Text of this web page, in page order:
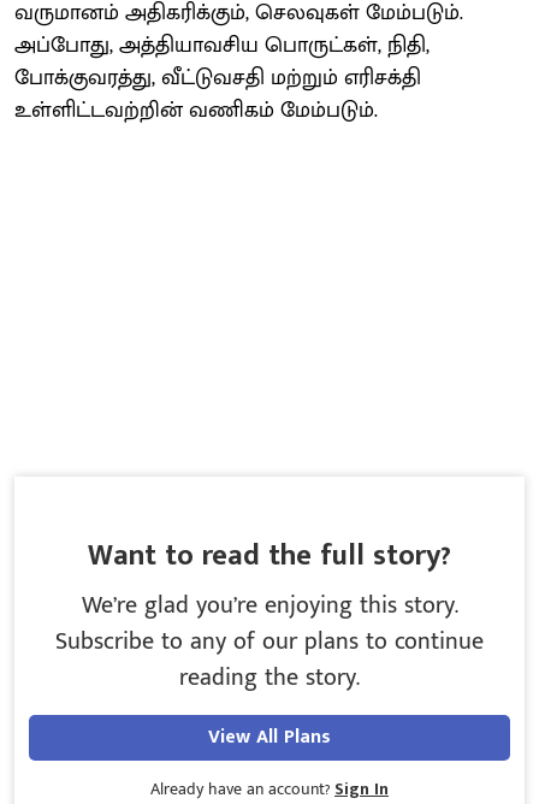
வருமானம் அதிகரிக்கும், செலவுகள் மேம்படும்.
அப்போது, அத்தியாவசிய பொருட்கள், நிதி,
போக்குவரத்து, வீட்டுவசதி மற்றும் எரிசக்தி
உள்ளிட்டவற்றின் வணிகம் மேம்படும்.
Want to read the full story?
We’re glad you’re enjoying this story.
Subscribe to any of our plans to continue
reading the story.
View All Plans
Already have an account? Sign In